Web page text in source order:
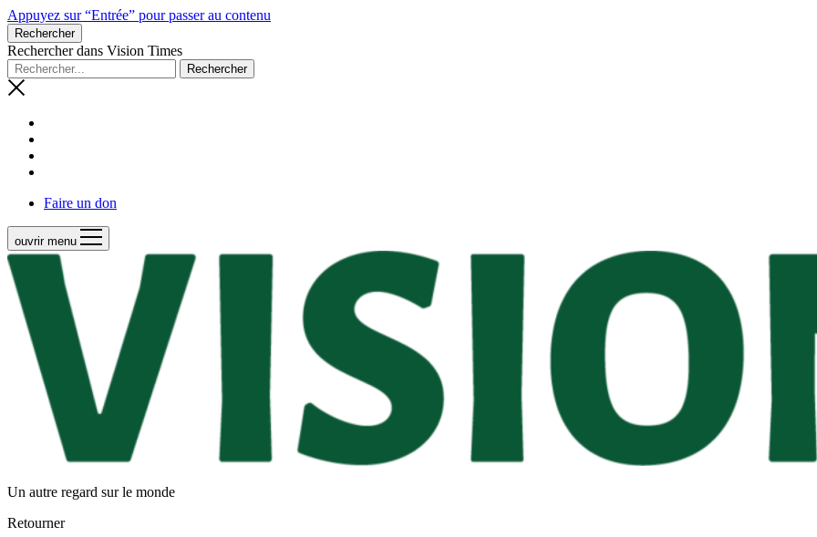
Appuyez sur “Entrée” pour passer au contenu
Rechercher
Rechercher dans Vision Times
Faire un don
ouvrir menu
Un autre regard sur le monde
Retourner